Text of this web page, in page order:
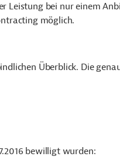
Leistung bei nur einem
möglich.
Überblick. Die
bewilligt wurden: